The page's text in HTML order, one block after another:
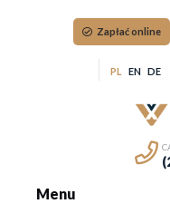
Zapłać online
PL EN DE
Menu